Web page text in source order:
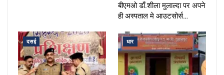
बीएमओ डाँ.शीला मुलाल्दा पर अपने
ही अस्पताल मे आउटसोर्स…
दसई धार